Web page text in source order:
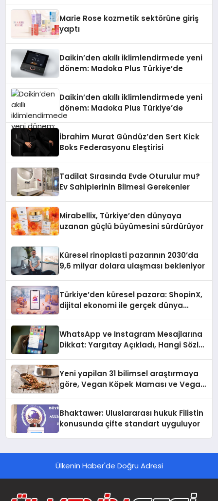
Marie Rose kozmetik sektörüne giriş
yaptı
Daikin’den akıllı iklimlendirmede yeni
dönem: Madoka Plus Türkiye’de
Daikin’den akıllı iklimlendirmede yeni
dönem: Madoka Plus Türkiye’de
İbrahim Murat Gündüz’den Sert Kick
Boks Federasyonu Eleştirisi
Tadilat Sırasında Evde Oturulur mu?
Ev Sahiplerinin Bilmesi Gerekenler
Mirabellix, Türkiye’den dünyaya
uzanan güçlü büyümesini sürdürüyor
Küresel rinoplasti pazarının 2030’da
9,6 milyar dolara ulaşması bekleniyor
Türkiye’den küresel pazara: ShopinX,
dijital ekonomi ile gerçek dünya
WhatsApp ve Instagram Mesajlarına
Dikkat: Yargıtay Açıkladı, Hangi Sözler
Yeni yapilan 31 bilimsel araştırmaya
göre, Vegan Köpek Maması ve Vegan
Bhaktawer: Uluslararası hukuk Filistin
konusunda çifte standart uyguluyor
Ülkenin Haber'de Doğru Adresi